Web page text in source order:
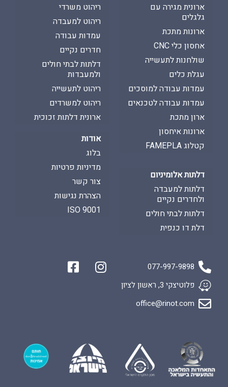
ארונית מגירה עם
גלגלים
ארונות מתכת
אחסון כלי CNC
שולחנות לתעשייה
עגלת כלים
עמדות עבודה למוסכים
עמדות עבודה לטכנאים
ארון מתכת
ארונות איחסון
קטלוג FAMEPLA
דלתות אלומיניום
דלתות למעבדה
ולחדרים נקיים
דלתות לבתי חולים
דלת דו כנפית
ריהוט משרדי
ריהוט למעבדה
עמדות עבודה
חדרים נקיים
דלתות לבתי חולים
ולמעבדות
ריהוט לתעשייה
ריהוט למשרדים
ארונית דלתות זכוכית
אודות
בלוג
מדיניות פרטיות
צור קשר
הצהרת נגישות
ISO 9001
077-997-9898
פלוטיצקי 3, ראשון לציון
office@rinot.com